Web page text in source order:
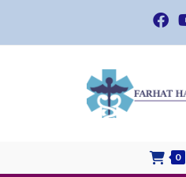
content
0